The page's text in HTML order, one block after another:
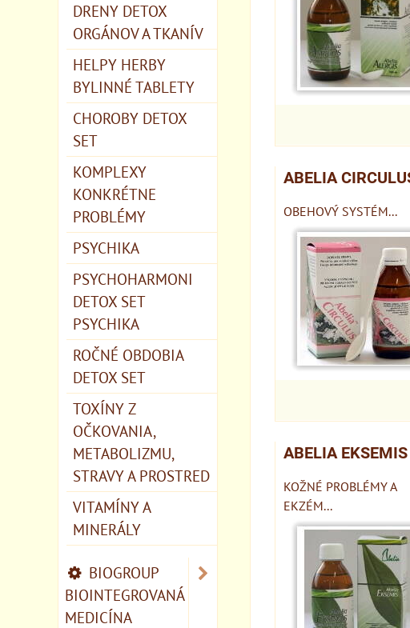
ABELIA
OBEHOVÝ SYSTÉM...
ABELIA EKSEMIS
KOŽNÉ PROBLÉMY A
EKZÉM...
DRENY DETOX
ORGÁNOV A TKANÍV
HELPY HERBY
BYLINNÉ TABLETY
CHOROBY DETOX
SET
KOMPLEXY
KONKRÉTNE
PROBLÉMY
PSYCHIKA
PSYCHOHARMONI
DETOX SET
PSYCHIKA
ROČNÉ OBDOBIA
DETOX SET
TOXÍNY Z
OČKOVANIA,
METABOLIZMU,
STRAVY A PROSTRED
VITAMÍNY A
MINERÁLY
BIOGROUP
BIOINTEGROVANÁ
MEDICÍNA